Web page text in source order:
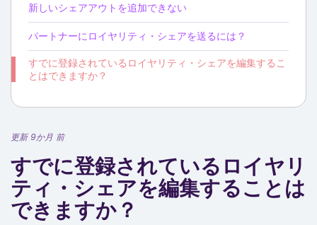
新しいシェアアウトを追加できない
パートナーにロイヤリティ・シェアを送るには？
すでに登録されているロイヤリティ・シェアを編集するこ
とはできますか？
更新 9か月 前
すでに登録されているロイヤリ
ティ・シェアを編集することは
できますか？